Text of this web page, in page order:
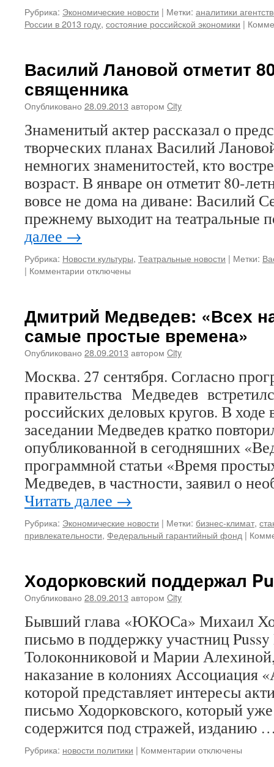
Рубрика: Экономические новости | Метки: аналитики
России в 2013 году, состояние российской экономики |
Василий Лановой отметит
священника
Опубликовано 28.09.2013 автором City
Знаменитый актер рассказал о
творческих планах Василий
немногих знаменитостей, кто
возраст. В январе он отметит 80-
вовсе не дома на диване: Василий
прежнему выходит на
далее →
Рубрика: Новости культуры, Театральные новости | Метки:
| Комментарии к
Лановой
отметит
80-
летие
в
священника
отключены
Дмитрий Медведев: «Всех
самые простые времена»
Опубликовано 28.09.2013 автором City
Москва. 27 сентября. Согласно
правительства Медведев
российских деловых кругов. В ходе
заседании Медведев кратко
опубликованной в сегодняшних
программной статьи «Время
Медведев, в частности, заявил о
Читать далее →
Рубрика: Экономические новости | Метки: бизнес-климат,
привлекательности, Федеральный гарантийный фонд |
Ходорковский поддержал
Опубликовано 28.09.2013 автором City
Бывший глава «ЮКОСа» Михаил
письмо в поддержку участниц
Толоконниковой и Марии
наказание в колониях Ассоциация
которой представляет интересы
письмо Ходорковского, который
содержится под стражей, изданию
Рубрика: новости политики | Комментарии котключены